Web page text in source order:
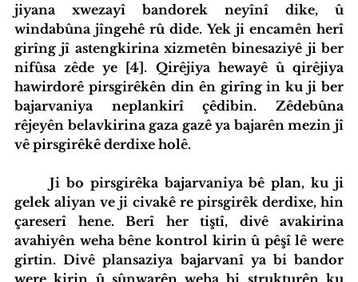
jiyana xwezayî bandorek neyînî dike, û
windabûna jîngehê rû dide. Yek ji encamên herî
girîng jî astengkirina xizmetên binesaziyê ji ber
nifûsa zêde ye [4]. Qirêjiya hewayê û qirêjiya
hawirdorê pirsgirêkên din ên girîng in ku ji ber
bajarvaniya neplankirî çêdibin. Zêdebûna
rêjeyên belavkirina gaza gazê ya bajarên mezin jî
vê pirsgirêkê derdixe holê.
gelek aliyan ve ji civakê re pirsgirêk derdixe, hin
çareserî hene. Berî her tiştî, divê avakirina
avahiyên weha bêne kontrol kirin û pêşî lê were
girtin. Divê plansaziya bajarvanî ya bi bandor
were kirin û şûnwarên weha bi strukturên ku